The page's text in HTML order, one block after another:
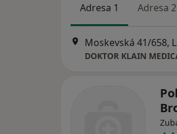
Adresa 1 Adresa 2
Moskevská 41/658,
DOKTOR KLAIN